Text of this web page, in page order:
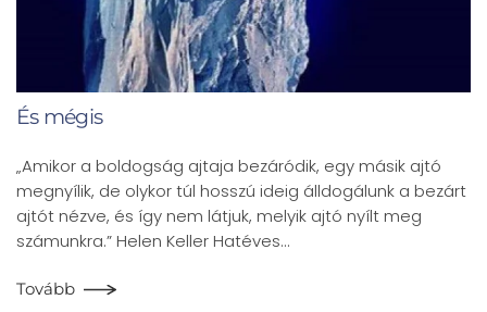
És mégis
„Amikor a boldogság ajtaja bezáródik, egy másik ajtó
megnyílik, de olykor túl hosszú ideig álldogálunk a bezárt
ajtót nézve, és így nem látjuk, melyik ajtó nyílt meg
számunkra.” Helen Keller Hatéves…
Tovább